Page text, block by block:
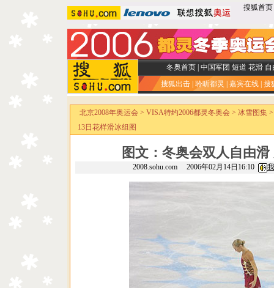
搜狐首页
冬奥首页| 中国军团 短道 花滑 自
搜狐出击 聆听都灵 嘉宾在线 搜
北京2008年奥运会 > VISA特约2006都灵冬奥会 > 冰雪图集
13日花样滑冰组图
图文：冬奥会双人自由
2008.sohu.com 2006年02月14日16:10